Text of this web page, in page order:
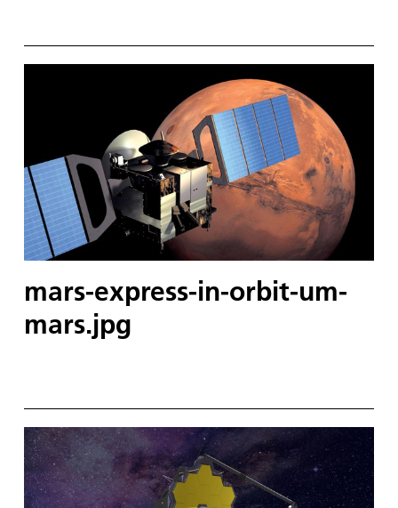
mars-express-in-orbit-um-
mars.jpg